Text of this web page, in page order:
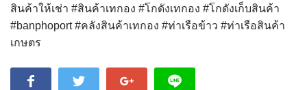
สินค้าให้เช่า #สินค้าเทกอง #โกดังเทกอง #โกดังเก็บสินค้า
#banphoport #คลังสินค้าเทกอง #ท่าเรือข้าว #ท่าเรือสินค้า
เกษตร